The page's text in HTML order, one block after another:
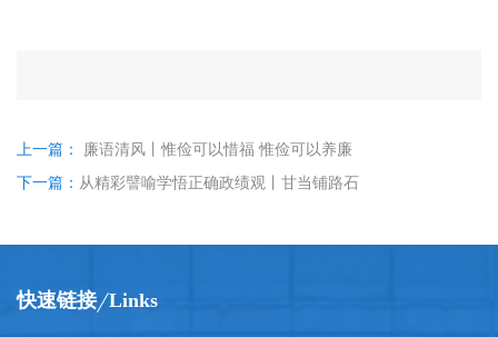
上一篇： 廉语清风丨惟俭可以惜福 惟俭可以养廉
下一篇： 从精彩譬喻学悟正确政绩观丨甘当铺路石
快速链接 Links